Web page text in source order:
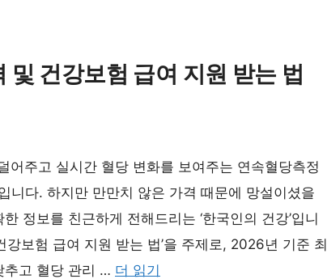
건강보험 급여 지원 받는 법
어주고 실시간 혈당 변화를 보여주는 연속혈당측정
니다. 하지만 만만치 않은 가격 때문에 망설이셨을
정보를 친근하게 전해드리는 ‘한국인의 건강’입니
보험 급여 지원 받는 법’을 주제로, 2026년 기준 최
추고 혈당 관리 … 더 읽기